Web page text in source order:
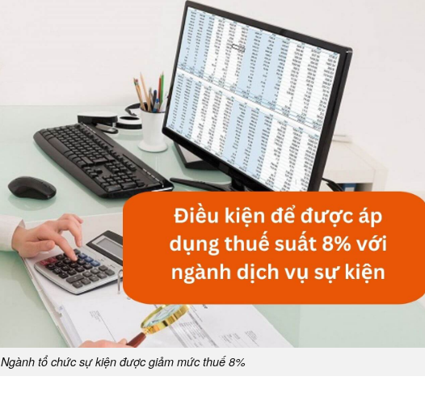
Ngành tổ chức sự kiện được giảm mức thuế 8%